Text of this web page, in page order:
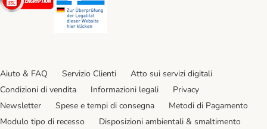
Aiuto & FAQ Servizio Clienti
Atto sui servizi digitali
Condizioni di vendita
Informazioni legali
Privacy
Newsletter
Spese e tempi di consegna
Metodi di Pagamento
Modulo tipo di recesso
Disposizioni ambientali & smaltimento